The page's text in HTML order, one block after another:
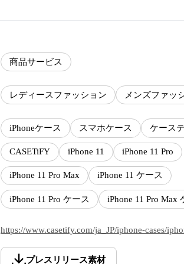
商品サービス
レディースファッション メンズファッ
iPhoneケース スマホケース ケース
CASETiFY iPhone 11 iPhone 11 Pro
iPhone 11 Pro Max iPhone 11 ケース
iPhone 11 Pro ケース iPhone 11 Pro Max
https://www.casetify.com/ja_JP/iphone-cases/
プレスリリース素材